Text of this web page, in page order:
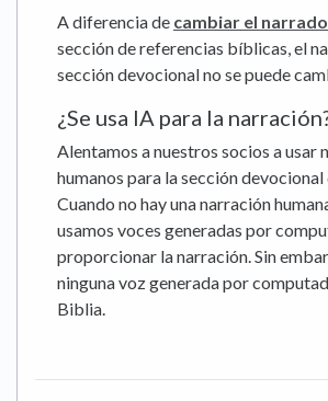
A diferencia de cambiar el
sección de referencias bíblicas, el
sección devocional no se puede
¿Se usa IA para la
Alentamos a nuestros socios a usar
humanos para la sección devocional
Cuando no hay una narración
usamos voces generadas por
proporcionar la narración. Sin
ninguna voz generada por
Biblia.